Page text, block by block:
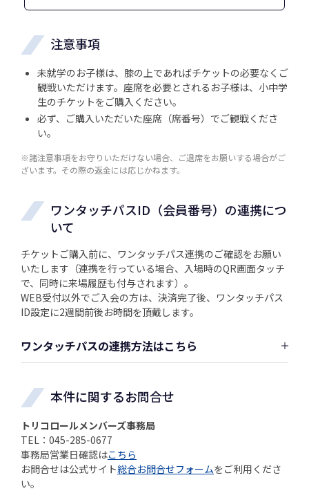
注意事項
未就学のお子様は、膝の上であればチケットの必要なくご
観戦いただけます。座席を必要とされるお子様は、小中学
生のチケットをご購入ください。
必ず、ご購入いただいた座席（席番号）でご観戦くださ
い。
※諸注意事項をお守りいただけない場合、ご退席をお願いする場合がご
ざいます。その際の返金には応じかねます。
ワンタッチパスID（会員番号）の連携につ
いて
チケットご購入前に、ワンタッチパス連携のご確認をお願い
いたします（連携を行っている場合、入場時のQR画面タッチ
で、同時に来場履歴も付与されます）。
WEB受付以外でご入会の方は、決済完了後、ワンタッチパス
ID設定に2週間前後お時間を頂戴します。
ワンタッチパスの連携方法はこちら
本件に関するお問合せ
トリコロールメンバーズ事務局
TEL：045-285-0677
事務局営業日確認はこちら
お問合せは公式サイト総合お問合せフォームをご利用くださ
い。